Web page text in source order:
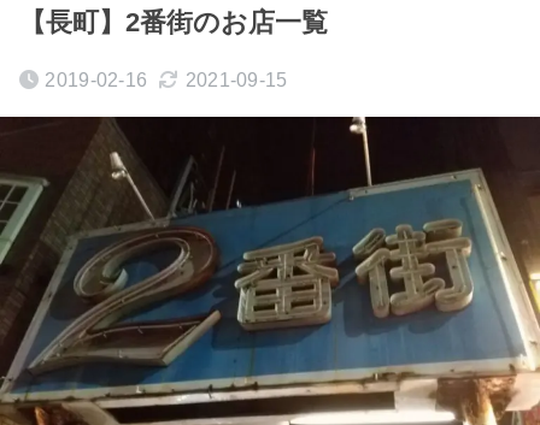
【長町】2番街のお店一覧
2019-02-16 2021-09-15